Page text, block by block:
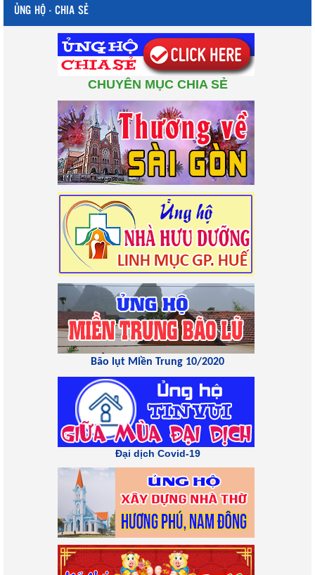
ỦNG HỘ - CHIA SẺ
CHUYÊN MỤC CHIA SẺ
Bão lụt Miền Trung 10/2020
Đại dịch Covid-19